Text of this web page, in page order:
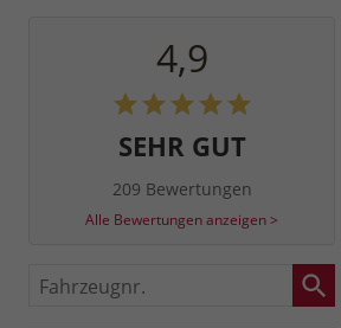
4,9
SEHR GUT
209 Bewertungen
Alle Bewertungen anzeigen >
Fahrzeugnr.